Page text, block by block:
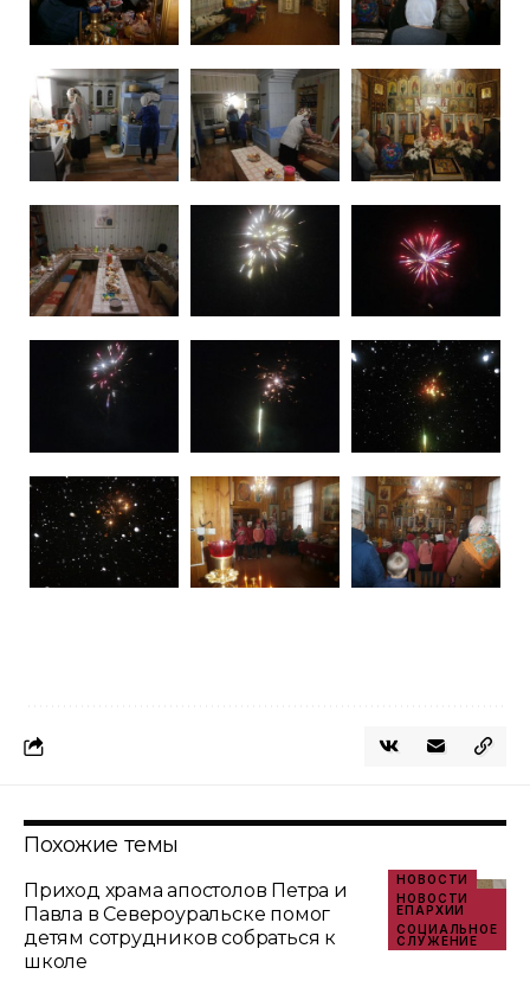
Похожие темы
НОВОСТИ
НОВОСТИ
ЕПАРХИИ
СОЦИАЛЬНОЕ
СЛУЖЕНИЕ
Приход храма апостолов Петра и
Павла в Североуральске помог
детям сотрудников собраться к
школе